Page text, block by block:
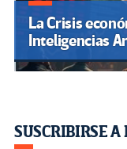
La Crisis
Inteligencias
SUSCRIBIRSE A